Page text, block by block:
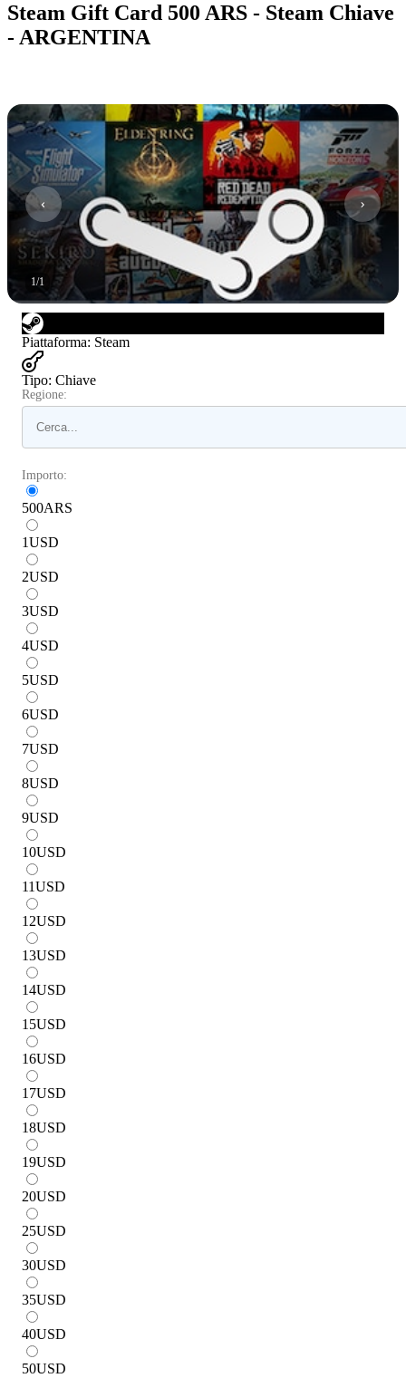
Steam Gift Card 500 ARS - Steam Chiave
- ARGENTINA
1/1
Piattaforma: Steam
Tipo: Chiave
Regione:
Importo:
500ARS
1USD
2USD
3USD
4USD
5USD
6USD
7USD
8USD
9USD
10USD
11USD
12USD
13USD
14USD
15USD
16USD
17USD
18USD
19USD
20USD
25USD
30USD
35USD
40USD
50USD